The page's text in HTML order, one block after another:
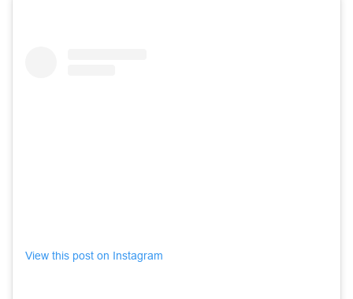
View this post on Instagram